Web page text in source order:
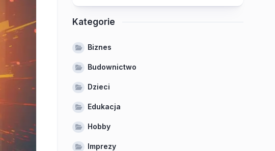
Kategorie
Biznes
Budownictwo
Dzieci
Edukacja
Hobby
Imprezy